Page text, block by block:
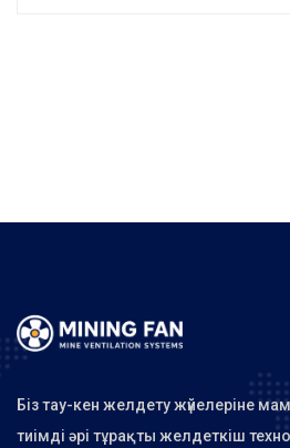
Біз тау-кен желдету жүйелеріне
тиімді әрі тұрақты желдеткіш